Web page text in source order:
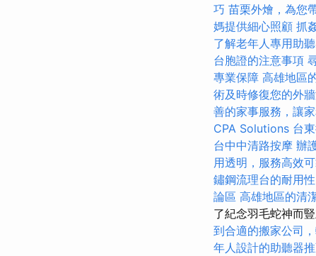
巧 苗栗外燴，為您
媽提供細心照顧 抓
了解老年人專用助
台胞證的注意事項
專業保障 高雄地區
術及時修復您的外
善的家事服務，讓
CPA Solutions 台
台中中清路按摩 辦
用透明，服務高效
鏽鋼流理台的耐用
論區 高雄地區的清
了紀念羽毛蛇神而
到合適的搬家公司
年人設計的助聽器